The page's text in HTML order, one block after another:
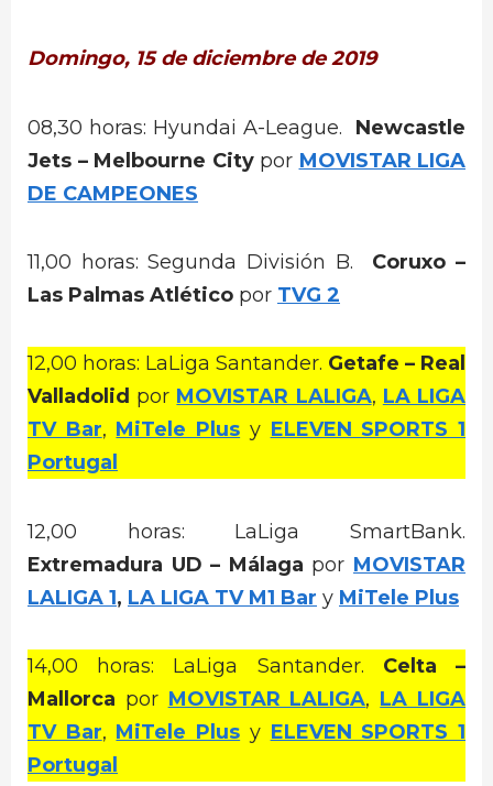
Domingo, 15 de diciembre de 2019
08,30 horas: Hyundai A-League. Newcastle
Jets – Melbourne City por MOVISTAR LIGA
DE CAMPEONES
11,00 horas: Segunda División B. Coruxo –
Las Palmas Atlético por TVG 2
12,00 horas: LaLiga Santander. Getafe – Real
Valladolid por MOVISTAR LALIGA, LA LIGA
TV Bar, MiTele Plus y ELEVEN SPORTS 1
Portugal
12,00 horas: LaLiga SmartBank.
Extremadura UD – Málaga por MOVISTAR
LALIGA 1, LA LIGA TV M1 Bar y MiTele Plus
14,00 horas: LaLiga Santander. Celta –
Mallorca por MOVISTAR LALIGA, LA LIGA
TV Bar, MiTele Plus y ELEVEN SPORTS 1
Portugal